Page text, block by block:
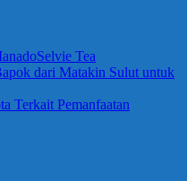
Selvie Tea
dari Matakin Sulut untuk
Terkait Pemanfaatan